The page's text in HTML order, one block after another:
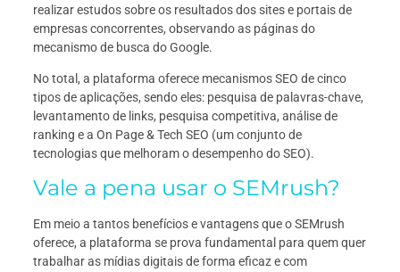
realizar estudos sobre os resultados dos sites e portais de
empresas concorrentes, observando as páginas do
mecanismo de busca do Google.
No total, a plataforma oferece mecanismos SEO de cinco
tipos de aplicações, sendo eles: pesquisa de palavras-chave,
levantamento de links, pesquisa competitiva, análise de
ranking e a On Page & Tech SEO (um conjunto de
tecnologias que melhoram o desempenho do SEO).
Vale a pena usar o SEMrush?
Em meio a tantos benefícios e vantagens que o SEMrush
oferece, a plataforma se prova fundamental para quem quer
trabalhar as mídias digitais de forma eficaz e com